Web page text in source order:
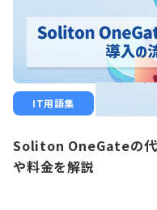
IT用語集
Soliton OneGateの代
や料金を解説